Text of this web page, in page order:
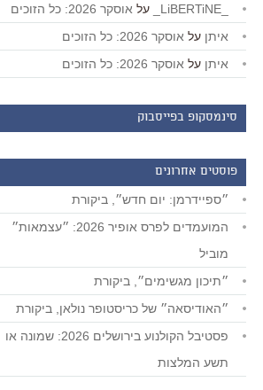
על אוסקר 2026: כל הזוכים
איתן על אוסקר 2026: כל הזוכים
איתן על אוסקר 2026: כל הזוכים
סינמסקופ בפייסבוק
פוסטים אחרונים
״ספיידרמן: יום חדש״, ביקורת
המועמדים לפרס אופיר 2026: ״עצמאות״
מוביל
״תיכון מגשימים״, ביקורת
״האודיסאה״ של כריסטופר נולאן, ביקורת
פסטיבל הקולנוע בירושלים 2026: שמונה או
תשע המלצות